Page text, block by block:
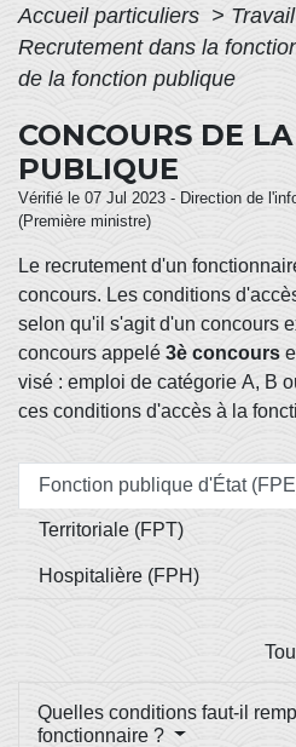
Accueil particuliers >
Recrutement dans la
de la fonction publique
CONCOURS DE
PUBLIQUE
Vérifié le 07 Jul 2023 - Direction de
(Première ministre)
Le recrutement d'un
concours. Les conditions
selon qu'il s'agit d'un concours
concours appelé 3è concours
visé : emploi de catégorie A, B
ces conditions d'accès à la
Fonction publique d'État
Territoriale (FPT)
Hospitalière (FPH)
Quelles conditions faut-il
fonctionnaire ?